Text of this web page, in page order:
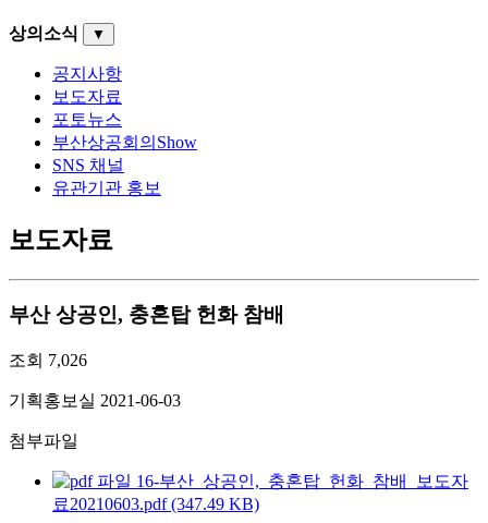
상의소식 ▼
공지사항
보도자료
포토뉴스
부산상공회의Show
SNS 채널
유관기관 홍보
보도자료
부산 상공인, 충혼탑 헌화 참배
조회 7,026
기획홍보실 2021-06-03
첨부파일
16-부산_상공인,_충혼탑_헌화_참배_보도자
료20210603.pdf (347.49 KB)